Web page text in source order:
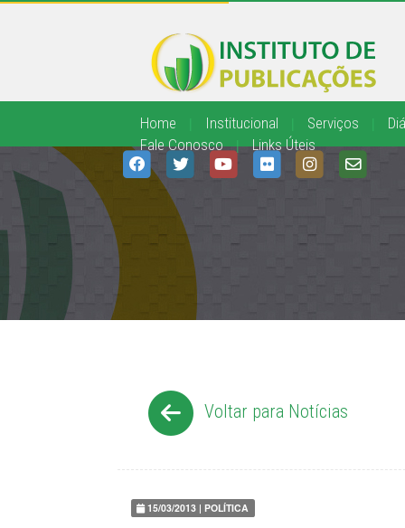
Home Institucional Serviços
Fale Conosco
| Links Úteis
Voltar para Notícias
15/03/2013 | POLÍTICA